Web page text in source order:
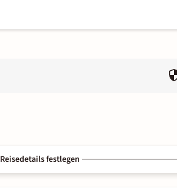
Reisedetails festlegen